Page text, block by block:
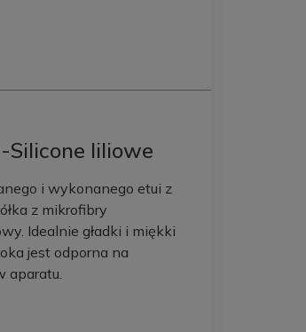
Silicone liliowe
i wykonanego etui z
z mikrofibry
Idealnie gładki i miękki
jest odporna na
aparatu.